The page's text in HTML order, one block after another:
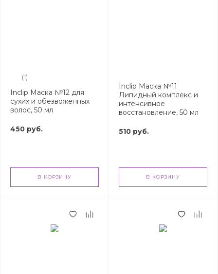
(1)
Inclip Маска №12 для
сухих и обезвоженных
волос, 50 мл
450 руб.
В КОРЗИНУ
Inclip Маска №11
Липидный комплекс и
интенсивное
восстановление, 50 мл
510 руб.
В КОРЗИНУ